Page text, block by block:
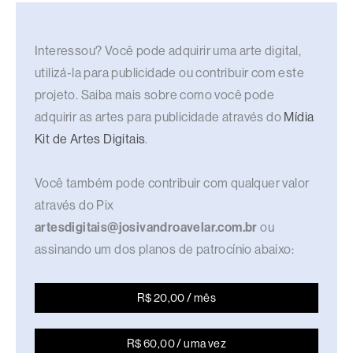
Interessou? Você pode adquirir uma arte digital,
utilizá-la para publicidade ou contribuir com este
projeto. Saiba mais sobre como você pode
adquirir as artes para publicidade através do Mídia
Kit de Artes Digitais.
Você também pode contribuir com qualquer valor
através do Pix
artesdigitais@josivandroavelar.com.br ou
assinando um dos planos de patrocínio abaixo:
R$ 20,00 / mês
R$ 60,00 / uma vez